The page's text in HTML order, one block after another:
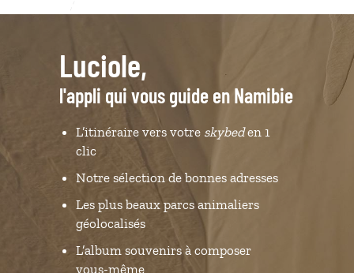
Luciole,
l'appli qui vous guide en Namibie
L’itinéraire vers votre skybeden 1
clic
Notre sélection de bonnes adresses
Les plus beaux parcs animaliers
géolocalisés
L’album souvenirs à composer
vous-même